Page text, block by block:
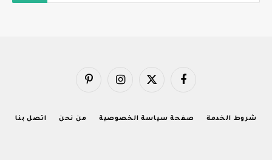
فيسبوك X
الانستغرامبينتيريست
شروط الخدمة صفحة سياسة الخصوصية من نحن اتصل بنا